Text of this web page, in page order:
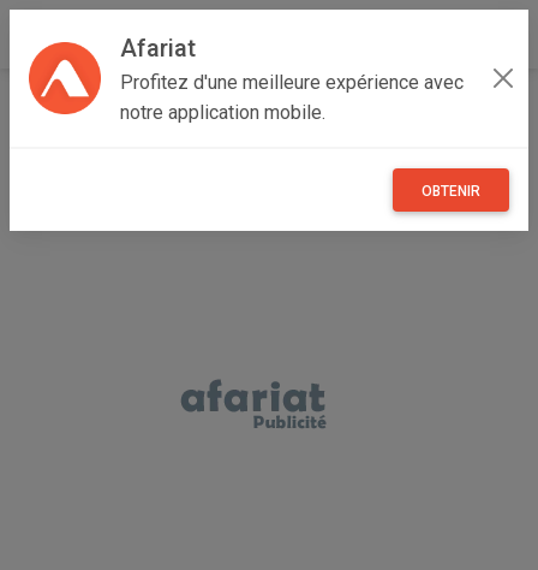
Afariat
Profitez d'une meilleure expérience avec
notre application mobile.
OBTENIR
Accueil Recherche Véhicules